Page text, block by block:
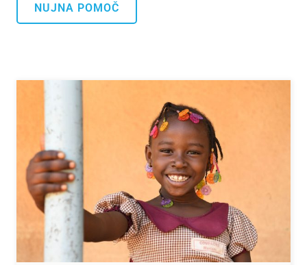
NUJNA POMOČ